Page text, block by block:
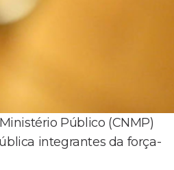
Público (CNMP)
integrantes da força-